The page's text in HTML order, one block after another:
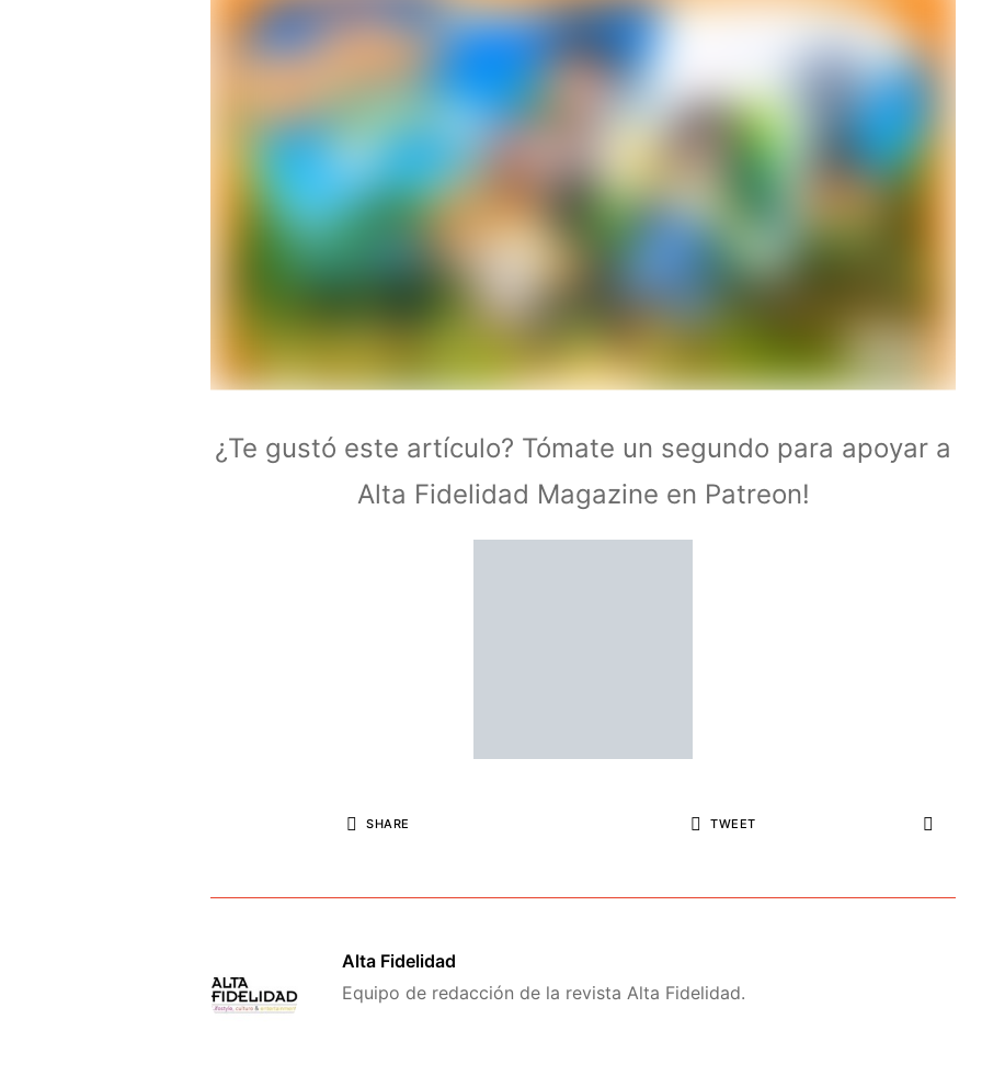
¿Te gustó este artículo? Tómate un segundo para apoyar a
Alta Fidelidad Magazine en Patreon!
SHARE TWEET
Alta Fidelidad
Equipo de redacción de la revista Alta Fidelidad.